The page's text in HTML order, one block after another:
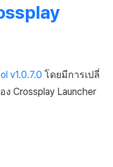
v1.0.7.0 โดยมีการเปลี่
Crossplay Launcher